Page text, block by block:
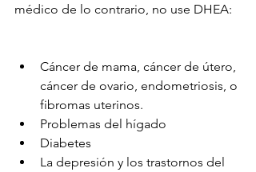
médico de lo contrario, no use DHEA:
Cáncer de mama, cáncer de útero,
cáncer de ovario, endometriosis, o
fibromas uterinos.
Problemas del hígado
Diabetes
La depresión y los trastornos del